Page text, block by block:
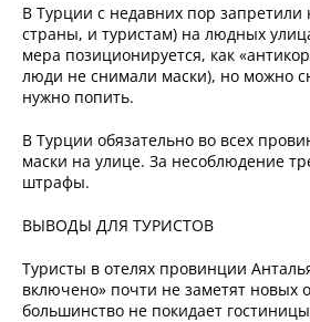
В Турции с недавних пор запретили
страны, и туристам) на людных
мера позиционируется, как
люди не снимали маски), но можно
нужно попить.
В Турции обязательно во всех
маски на улице. За несоблюдение
штрафы.
ВЫВОДЫ ДЛЯ ТУРИСТОВ
Туристы в отелях провинции
включено» почти не заметят новых
большинство не покидает